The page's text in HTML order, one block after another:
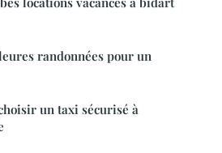
randonnées pour un
un taxi sécurisé à